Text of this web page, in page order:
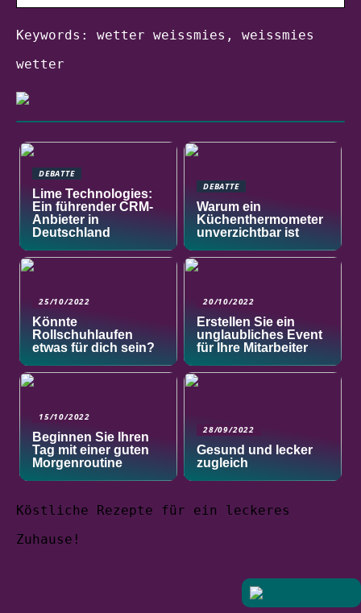
Keywords: wetter weissmies, weissmies
wetter
DEBATTE
Lime Technologies:
Ein führender CRM-
Anbieter in
Deutschland
DEBATTE
Warum ein
Küchenthermometer
unverzichtbar ist
25/10/2022
Könnte
Rollschuhlaufen
etwas für dich sein?
20/10/2022
Erstellen Sie ein
unglaubliches Event
für Ihre Mitarbeiter
15/10/2022
Beginnen Sie Ihren
Tag mit einer guten
Morgenroutine
28/09/2022
Gesund und lecker
zugleich
Köstliche Rezepte für ein leckeres
Zuhause!